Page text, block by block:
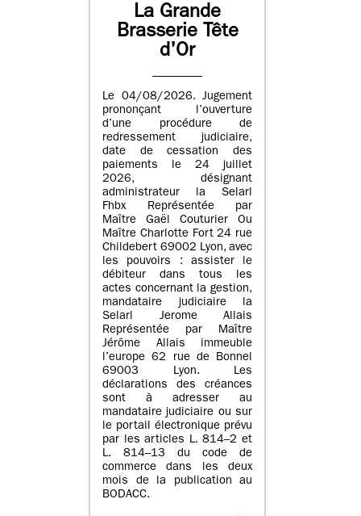
La Grande
Brasserie Tête
d'Or
Le 04/08/2026. Jugement
prononçant l’ouverture
d’une procédure de
redressement judiciaire,
date de cessation des
paiements le 24 juillet
2026, désignant
administrateur la Selarl
Fhbx Représentée par
Maître Gaël Couturier Ou
Maître Charlotte Fort 24 rue
Childebert 69002 Lyon, avec
les pouvoirs : assister le
débiteur dans tous les
actes concernant la gestion,
mandataire judiciaire la
Selarl Jerome Allais
Représentée par Maître
Jérôme Allais immeuble
l’europe 62 rue de Bonnel
69003 Lyon. Les
déclarations des créances
sont à adresser au
mandataire judiciaire ou sur
le portail électronique prévu
par les articles L. 814–2 et
L. 814–13 du code de
commerce dans les deux
mois de la publication au
BODACC.